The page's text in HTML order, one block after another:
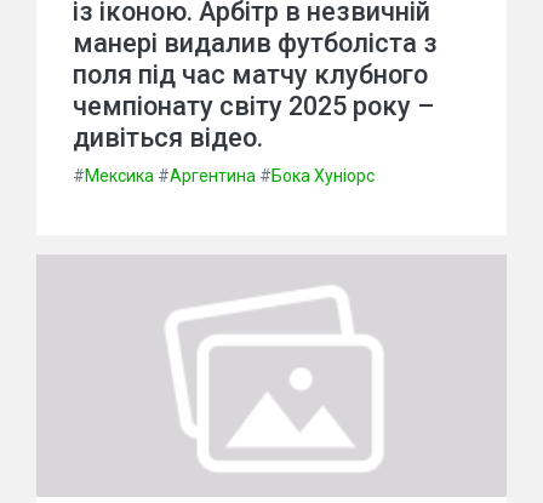
із іконою. Арбітр в незвичній
манері видалив футболіста з
поля під час матчу клубного
чемпіонату світу 2025 року –
дивіться відео.
#Мексика #Аргентина #Бока Хуніорс